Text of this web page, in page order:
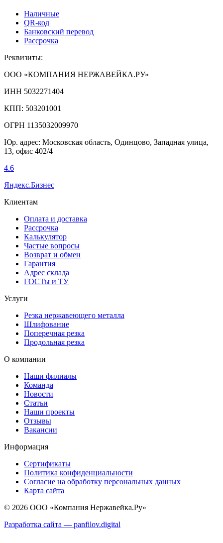
Наличные
QR-код
Банковский перевод
Рассрочка
Реквизиты:
ООО «КОМПАНИЯ НЕРЖАВЕЙКА.РУ»
ИНН 5032271404
КПП: 503201001
ОГРН 1135032009970
Юр. адрес: Московская область, Одинцово, Западная улица,
13, офис 402/4
4.6
Яндекс.Бизнес
Клиентам
Оплата и доставка
Рассрочка
Калькулятор
Частые вопросы
Возврат и обмен
Гарантия
Адрес склада
ГОСТы и ТУ
Услуги
Резка нержавеющего металла
Шлифование
Поперечная резка
Продольная резка
О компании
Наши филиалы
Команда
Новости
Статьи
Наши проекты
Отзывы
Вакансии
Информация
Сертификаты
Политика конфиденциальности
Согласие на обработку персональных данных
Карта сайта
© 2026 ООО «Компания Нержавейка.Ру»
Разработка сайта — panfilov.digital